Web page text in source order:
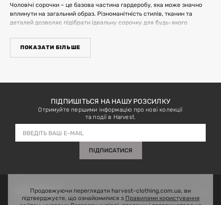
Чоловічі сорочки – це базова частина гардеробу, яка може значно
вплинути на загальний образ. Різноманітність стилів, тканин та
деталей дозволяє підібрати ідеальну сорочку для будь-якого
Класична сорочка
синтетикою. Підходить для офіційних заходів, ділових зустрічей і
ґудзики по всій довжині.
Повсякденна сорочка
Менш формальна, ніж класична, часто з більш яскравими або
різноманітними принтами. Підходить для неофіційних зустрічей,
довгими рукавами, виготовлена з бавовни, льону або інших
ПОКАЗАТИ БІЛЬШЕ
ПІДПИШІТЬСЯ НА НАШУ РОЗСИЛКУ
Отримуйте першими інформацію про нові колекції
та події в Harvest.
ПІДПИСАТИСЯ
ІНФОРМАЦІЯ
Продовжуючи переглядати harvest-clothing.com.ua, ви
підтверджуєте, що ознайомилися зПравилами користування